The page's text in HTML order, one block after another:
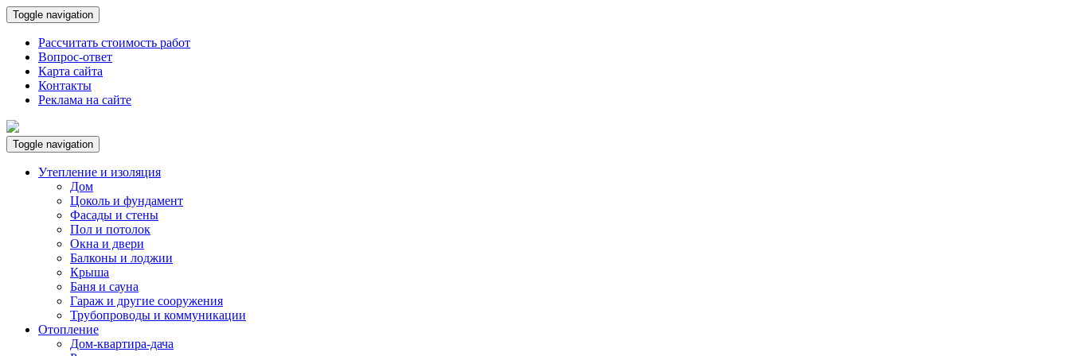
Toggle navigation
Рассчитать стоимость работ
Вопрос-ответ
Карта сайта
Контакты
Реклама на сайте
Toggle navigation
Утепление и изоляция
Дом
Цоколь и фундамент
Фасады и стены
Пол и потолок
Окна и двери
Балконы и лоджии
Крыша
Баня и сауна
Гараж и другие сооружения
Трубопроводы и коммуникации
Отопление
Дом-квартира-дача